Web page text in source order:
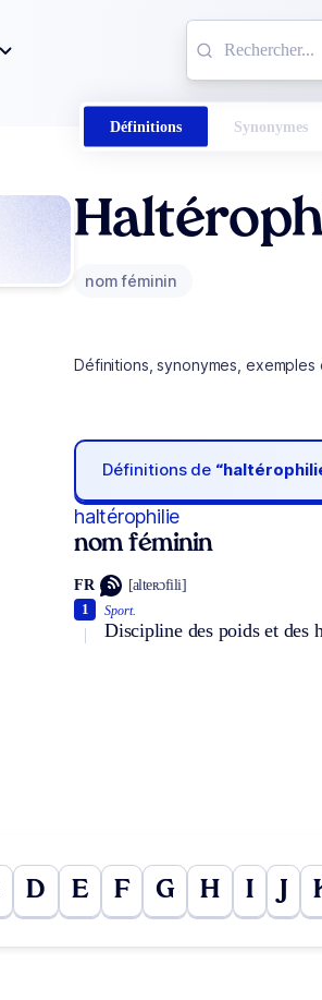
Définitions Synonymes
nom féminin
Définitions, synonymes, exemples
Définitions de
haltérophilie
nom féminin
FR [alteʀɔfili]
Sport.
Discipline des poids et des
1
D E F G H I